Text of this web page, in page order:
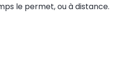
le permet, ou à distance.